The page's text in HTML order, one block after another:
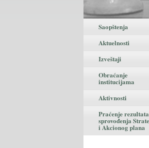
Saopštenja
Aktuelnosti
Izveštaji
Obraćanje
institucijama
Aktivnosti
Praćenje rezultata
sprovođenja
i Akcionog plana